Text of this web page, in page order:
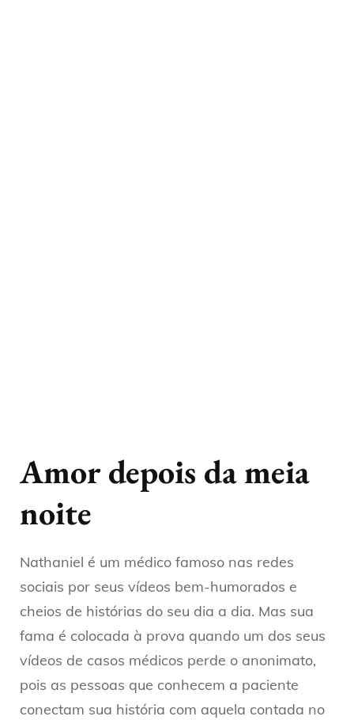
Amor depois da meia
noite
Nathaniel é um médico famoso nas redes
sociais por seus vídeos bem-humorados e
cheios de histórias do seu dia a dia. Mas sua
fama é colocada à prova quando um dos seus
vídeos de casos médicos perde o anonimato,
pois as pessoas que conhecem a paciente
conectam sua história com aquela contada no